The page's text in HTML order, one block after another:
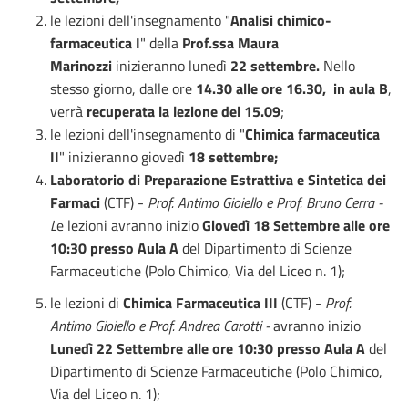
le lezioni dell'insegnamento "Analisi chimico-
farmaceutica I" della Prof.ssa Maura
Marinozzi inizieranno lunedì 22 settembre. Nello
stesso giorno, dalle ore 14.30 alle ore 16.30, in aula B,
verrà recuperata la lezione del 15.09;
le lezioni dell'insegnamento di "Chimica farmaceutica
II" inizieranno giovedì 18 settembre;
Laboratorio di Preparazione Estrattiva e Sintetica dei
Farmaci(CTF) - Prof. Antimo Gioiello eProf. Bruno Cerra -
Le lezioni avranno inizioGiovedì 18 Settembre alle ore
10:30 presso Aula Adel Dipartimento di Scienze
Farmaceutiche (Polo Chimico, Via del Liceo n. 1);
le lezioni di Chimica Farmaceutica III (CTF) - Prof.
Antimo Gioiello eProf. Andrea Carotti -avranno inizio
Lunedì 22 Settembre alle ore 10:30 presso Aula Adel
Dipartimento di Scienze Farmaceutiche (Polo Chimico,
Via del Liceo n. 1);